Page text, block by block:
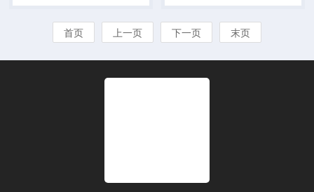
首页 上一页 下一页 末页